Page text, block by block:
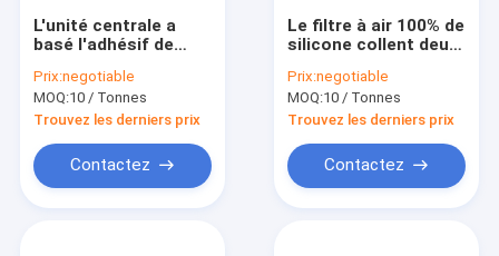
L'unité centrale a
basé l'adhésif de
époxyde de deux
composants dans le
seau de bidon
Prix:negotiable
MOQ:10 / Tonnes
Trouvez les derniers prix
Contactez
Le filtre à air 100% de
silicone collent deux
repassent
l'emballage de seau
Prix:negotiable
MOQ:10 / Tonnes
Trouvez les derniers prix
Contactez